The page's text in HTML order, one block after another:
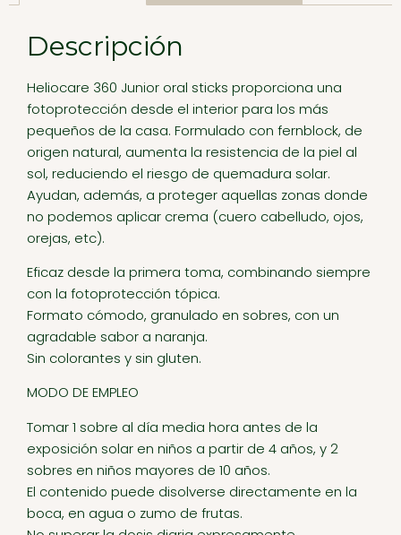
Descripción
Heliocare 360 Junior oral sticks proporciona una
fotoprotección desde el interior para los más
pequeños de la casa. Formulado con fernblock, de
origen natural, aumenta la resistencia de la piel al
sol, reduciendo el riesgo de quemadura solar.
Ayudan, además, a proteger aquellas zonas donde
no podemos aplicar crema (cuero cabelludo, ojos,
orejas, etc).
Eficaz desde la primera toma, combinando siempre
con la fotoprotección tópica.
Formato cómodo, granulado en sobres, con un
agradable sabor a naranja.
Sin colorantes y sin gluten.
MODO DE EMPLEO
Tomar 1 sobre al día media hora antes de la
exposición solar en niños a partir de 4 años, y 2
sobres en niños mayores de 10 años.
El contenido puede disolverse directamente en la
boca, en agua o zumo de frutas.